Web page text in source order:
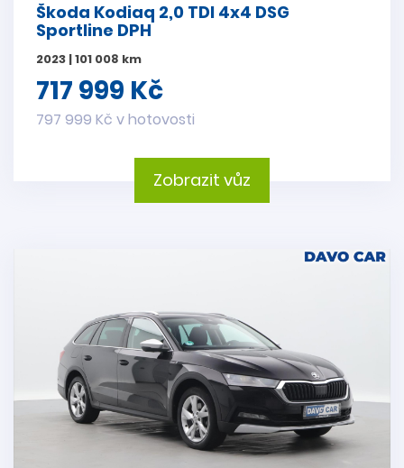
Škoda Kodiaq 2,0 TDI 4x4 DSG
Sportline DPH
2023 | 101 008 km
717 999 Kč
797 999 Kč v hotovosti
Zobrazit vůz